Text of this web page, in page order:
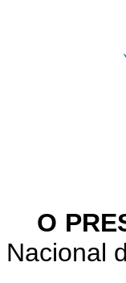
O
Nacional